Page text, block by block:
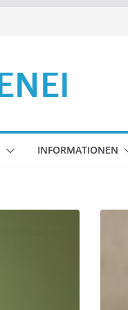
INFORMATIONEN